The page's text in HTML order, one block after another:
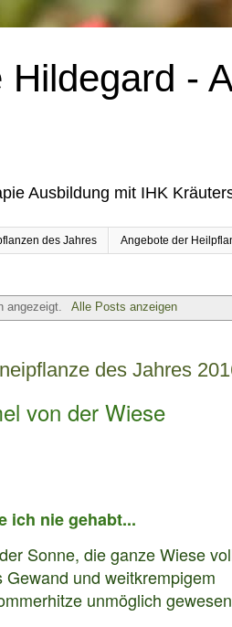
-
Ausbildung mit IHK
des Jahres Angebote der
angezeigt. Alle Posts anzeigen
des Jahres
von der Wiese
ich nie gehabt...
Sonne, die ganze Wiese
und weitkrempigem
unmöglich